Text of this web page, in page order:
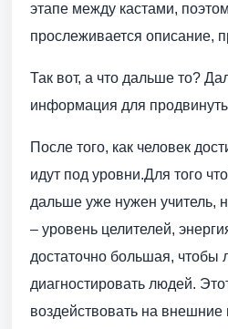
этапе между кастами,
прослеживается описание,
Так вот, а что дальше то?
информация для
После того, как человек
идут под уровни.Для того
дальше уже нужен учитель,
– уровень целителей,
достаточно большая, чтобы
диагностировать людей.
воздействовать на внешние